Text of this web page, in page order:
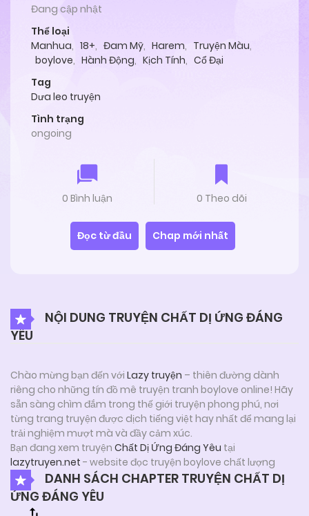
Đang cập nhật
Thể loại
Manhua, 18+, Đam Mỹ, Harem, Truyện Màu,
boylove, Hành Động, Kịch Tính, Cổ Đại
Tag
Dưa leo truyện
Tình trạng
ongoing
0 Bình luận 0 Theo dõi
Đọc từ đầu Chap mới nhất
NỘI DUNG TRUYỆN CHẤT DỊ ỨNG ĐÁNG
YÊU
Chào mừng bạn đến với Lazy truyện – thiên đường dành
riêng cho những tín đồ mê truyện tranh boylove online! Hãy
sẵn sàng chìm đắm trong thế giới truyện phong phú, nơi
từng trang truyện được dịch tiếng việt hay nhất để mang lại
trải nghiệm mượt mà và đầy cảm xúc.
Bạn đang xem truyện Chất Dị Ứng Đáng Yêu tại
lazytruyen.net - website đọc truyện boylove chất lượng
DANH SÁCH CHAPTER TRUYỆN CHẤT DỊ
ỨNG ĐÁNG YÊU